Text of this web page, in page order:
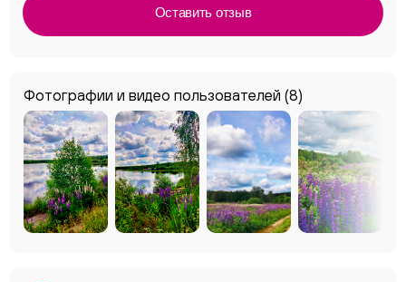
Фотографии и видео пользователей (8)
Оставить отзыв